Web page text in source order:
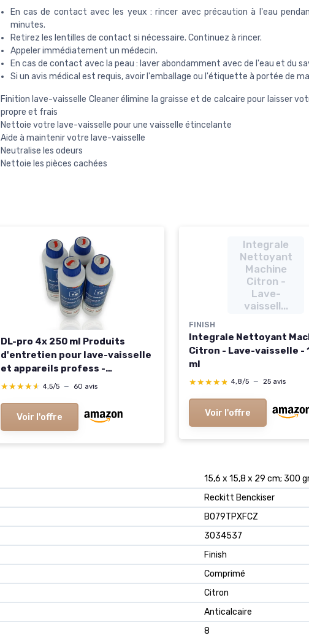
En cas de contact avec les yeux : rincer avec précaution à l'eau
minutes.
Retirez les lentilles de contact si nécessaire. Continuez à rincer.
Appeler immédiatement un médecin.
En cas de contact avec la peau : laver abondamment avec de l'eau et du
Si un avis médical est requis, avoir l'emballage ou l'étiquette à portée de
Finition lave-vaisselle Cleaner élimine la graisse et de calcaire pour laisser
propre et frais
Nettoie votre lave-vaisselle pour une vaisselle étincelante
Aide à maintenir votre lave-vaisselle
Neutralise les odeurs
Nettoie les pièces cachées
DL-pro 4x 250 ml Produits
d'entretien pour lave-vaisselle
et appareils profess -
compatibles avec Bosch
00311565 00311566 00311625
00311719 00311994 00311996
★★★★★
★★★★★ 4,5/5 — 60 avis
Voir l'offre
Integrale
Nettoyant
Machine
Citron -
Lave-
vaissell...
FINISH
Integrale Nettoyant
Citron - Lave-vaisselle -
ml
★★★★★
★★★★★ 4,8/5 — 25 avis
Voir l'offre
15,6 x 15,8 x 29 cm; 300
Reckitt Benckiser
B079TPXFCZ
3034537
Finish
Comprimé
Citron
Anticalcaire
8